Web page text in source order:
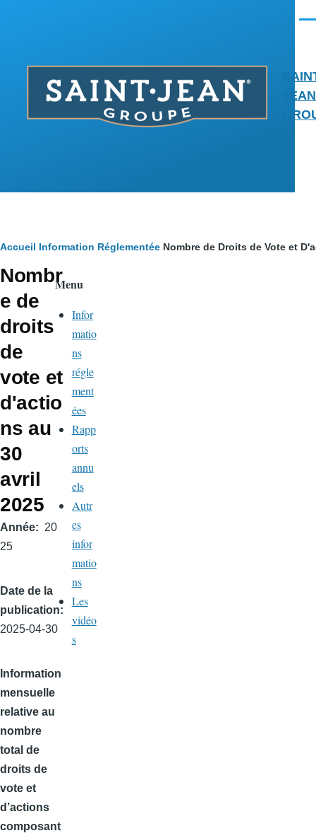
JEAN
Fil
d'Ariane
Accueil Information Réglementée Nombre de Droits de Vote et
Nombr
e de
droits
de
vote et
d'actio
ns au
30
avril
2025
Année
20
25
Date de la
publication
2025-04-30
Information
mensuelle
relative au
nombre
total de
droits de
vote et
d’actions
composant
Menu
Infor
matio
ns
régle
ment
ées
Rapp
orts
annu
els
Autr
es
infor
matio
ns
Les
vidéo
s